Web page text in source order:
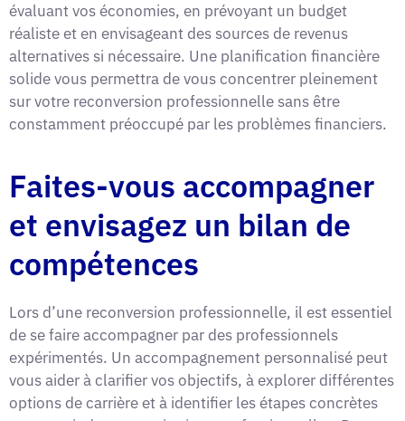
évaluant vos économies, en prévoyant un budget
réaliste et en envisageant des sources de revenus
alternatives si nécessaire. Une planification financière
solide vous permettra de vous concentrer pleinement
sur votre reconversion professionnelle sans être
constamment préoccupé par les problèmes financiers.
Faites-vous accompagner
et envisagez un bilan de
compétences
Lors d’une reconversion professionnelle, il est essentiel
de se faire accompagner par des professionnels
expérimentés. Un accompagnement personnalisé peut
vous aider à clarifier vos objectifs, à explorer différentes
options de carrière et à identifier les étapes concrètes